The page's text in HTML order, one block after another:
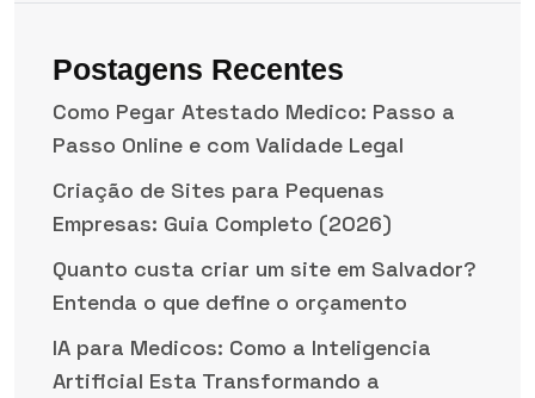
Postagens Recentes
Como Pegar Atestado Medico: Passo a
Passo Online e com Validade Legal
Criação de Sites para Pequenas
Empresas: Guia Completo (2026)
Quanto custa criar um site em Salvador?
Entenda o que define o orçamento
IA para Medicos: Como a Inteligencia
Artificial Esta Transformando a